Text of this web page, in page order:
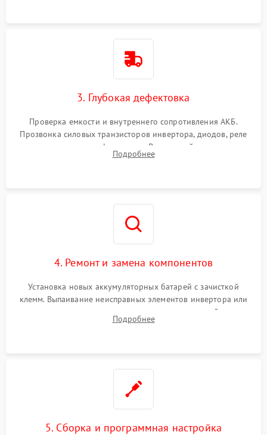
3. Глубокая дефектовка
Проверка емкости и внутреннего сопротивления АКБ.
Прозвонка силовых транзисторов инвертора, диодов, реле
переключения и трансформатора. Визуальный поиск вздутых
конденсаторов и прогаров на печатной плате.
Подробнее
4. Ремонт и замена компонентов
Установка новых аккумуляторных батарей с зачисткой
клемм. Выпаивание неисправных элементов инвертора или
цепи зарядки и монтаж новых радиодеталей.
Восстановление поврежденных токоведущих дорожек и
Подробнее
5. Сборка и программная настройка